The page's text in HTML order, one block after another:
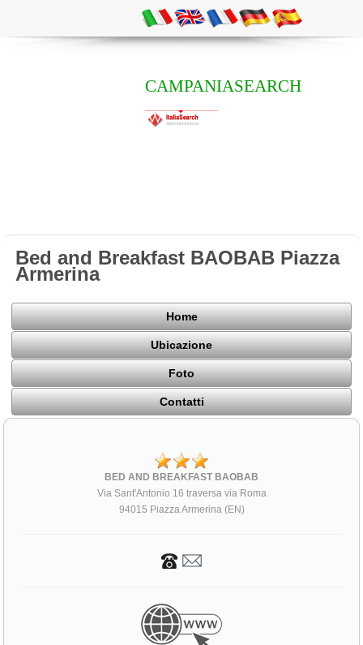
CAMPANIASEARCH
Bed and Breakfast BAOBAB Piazza
Armerina
Home
Ubicazione
Foto
Contatti
BED AND BREAKFAST BAOBAB
Via Sant'Antonio 16 traversa via Roma
94015 Piazza Armerina (EN)